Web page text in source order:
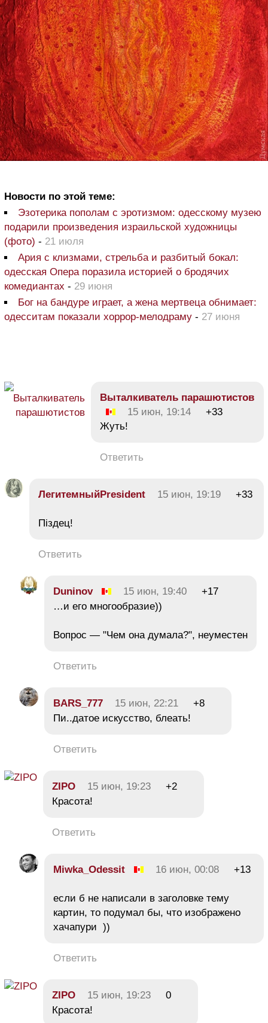
Новости по этой теме:
Эзотерика пополам с эротизмом: одесскому музею
подарили произведения израильской художницы
(фото) - 21 июля
Ария с клизмами, стрельба и разбитый бокал:
одесская Опера поразила историей о бродячих
комедиантах - 29 июня
Бог на бандуре играет, а жена мертвеца обнимает:
одесситам показали хоррор-мелодраму - 27 июня
Bыталкиватель парашютистов
15 июн, 19:14
+33
Жуть!
Ответить
ЛегитемныйPresident 15 июн, 19:19 +33
Піздец!
Ответить
Duninov 15 июн, 19:40
+17
…и его многообразие))
Вопрос — "Чем она думала?", неуместен
Ответить
BARS_777 15 июн, 22:21
+8
Пи..датое искусство, блеать!
Ответить
ZIPO 15 июн, 19:23
+2
Красота!
Ответить
Miwka_Odessit 16 июн, 00:08 +13
если б не написали в заголовке тему
картин, то подумал бы, что изображено
хачапури ))
Ответить
ZIPO 15 июн, 19:23
0
Красота!